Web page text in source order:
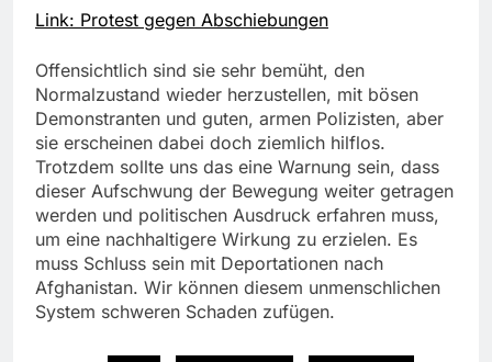
Link: Protest gegen Abschiebungen
Offensichtlich sind sie sehr bemüht, den
Normalzustand wieder herzustellen, mit bösen
Demonstranten und guten, armen Polizisten, aber
sie erscheinen dabei doch ziemlich hilflos.
Trotzdem sollte uns das eine Warnung sein, dass
dieser Aufschwung der Bewegung weiter getragen
werden und politischen Ausdruck erfahren muss,
um eine nachhaltigere Wirkung zu erzielen. Es
muss Schluss sein mit Deportationen nach
Afghanistan. Wir können diesem unmenschlichen
System schweren Schaden zufügen.